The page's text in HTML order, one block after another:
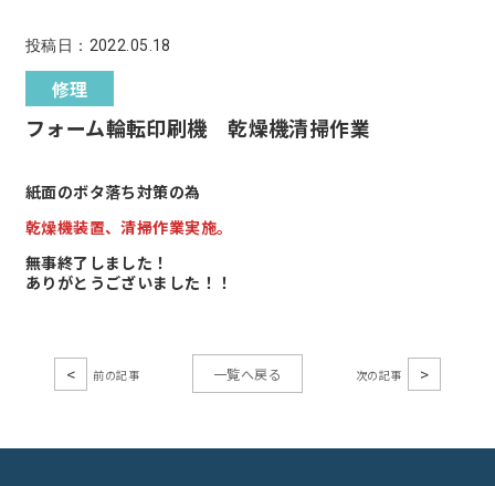
投稿日：2022.05.18
修理
フォーム輪転印刷機 乾燥機清掃作業
紙面のボタ落ち対策の為
乾燥機装置、清掃作業実施。
無事終了しました！
ありがとうございました！！
< 一覧へ戻る >